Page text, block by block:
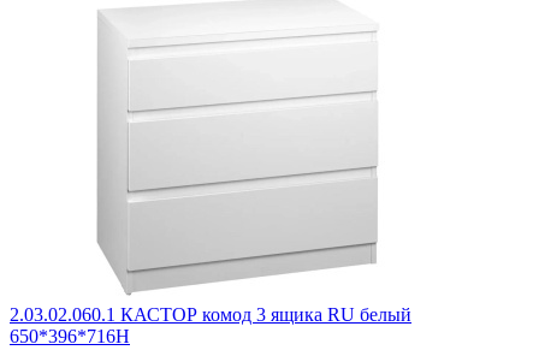
2.03.02.060.1 КАСТОР комод 3 ящика RU белый
650*396*716Н